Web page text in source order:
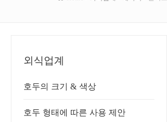
외식업계
호두의 크기 & 색상
호두 형태에 따른 사용 제안